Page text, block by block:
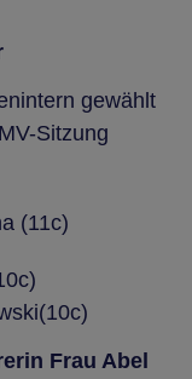
gewählt
Sitzung
(11c)
Frau Abel